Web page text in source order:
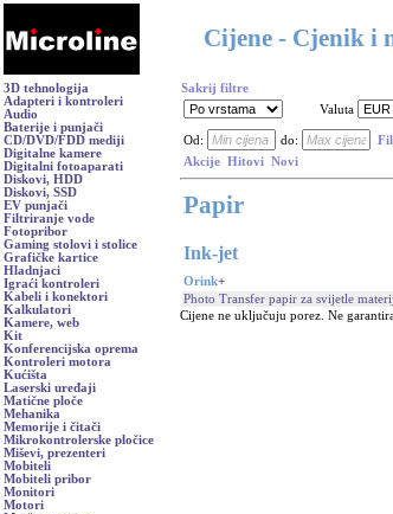
Cijene - Cjenik i
3D tehnologija
Adapteri i kontroleri
Audio
Baterije i punjači
CD/DVD/FDD mediji
Digitalne kamere
Digitalni fotoaparati
Diskovi, HDD
Diskovi, SSD
EV punjači
Filtriranje vode
Fotopribor
Gaming stolovi i stolice
Grafičke kartice
Hladnjaci
Igraći kontroleri
Kabeli i konektori
Kalkulatori
Kamere, web
Kit
Konferencijska oprema
Kontroleri motora
Kućišta
Laserski uređaji
Matične ploče
Mehanika
Memorije i čitači
Mikrokontrolerske pločice
Miševi, prezenteri
Mobiteli
Mobiteli pribor
Monitori
Motori
Sakrij filtre
Valuta
Od: do:
Akcije Hitovi Novi
Papir
Ink-jet
Orink+
Photo Transfer papir za svijetle
Cijene ne uključuju porez. Ne